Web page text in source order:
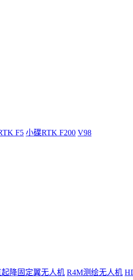
F5 小碟RTK F200 V98
降固定翼无人机 R4M测绘无人机